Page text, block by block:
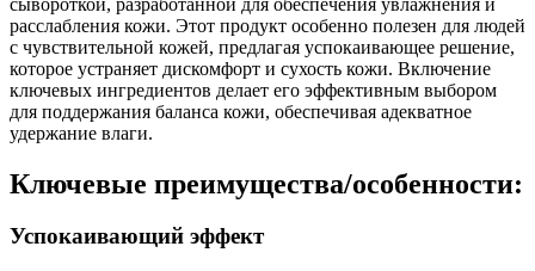
расслабления кожи. Этот продукт особенно полезен для людей
с чувствительной кожей, предлагая успокаивающее решение,
которое устраняет дискомфорт и сухость кожи. Включение
ключевых ингредиентов делает его эффективным выбором
для поддержания баланса кожи, обеспечивая адекватное
удержание влаги.
Ключевые преимущества/особенности:
Успокаивающий эффект